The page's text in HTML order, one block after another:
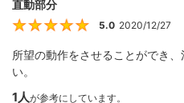
直動部分
5
5.0 2020/12/27
所望の動作をさせることができ
い。
1人が参考にしています。